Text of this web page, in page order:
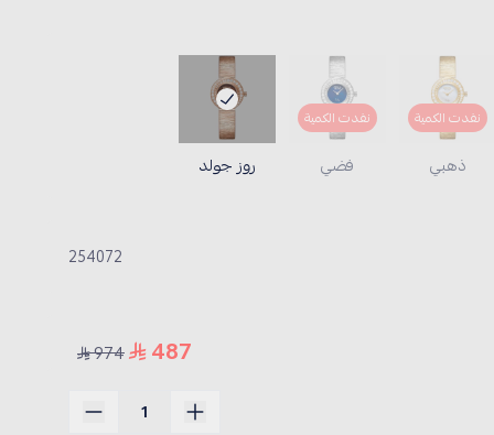
نفدت الكمية
ذهبي
نفدت الكمية
فضي روز جولد
254072
487
974